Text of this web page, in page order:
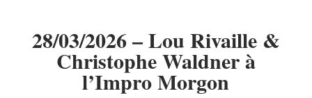
28/03/2026 – Lou Rivaille &
Christophe Waldner à
l’Impro Morgon